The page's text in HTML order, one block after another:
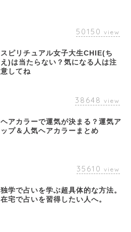
50150 view
スピリチュアル女子大生CHIE(ち
え)は当たらない？気になる人は注
意してね
38648 view
ヘアカラーで運気が決まる？運気ア
ップ＆人気ヘアカラーまとめ
35610 view
独学で占いを学ぶ超具体的な方法。
在宅で占いを習得したい人へ。